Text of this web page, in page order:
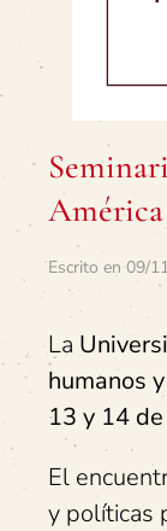
Escrito en 09/
La
humanos
13 y 14
El
y políticas